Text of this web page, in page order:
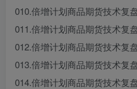
010.倍增计划商品期货技术复
011.倍增计划商品期货技术复
012.倍增计划商品期货技术复
013.倍增计划商品期货技术复
014.倍增计划商品期货技术复